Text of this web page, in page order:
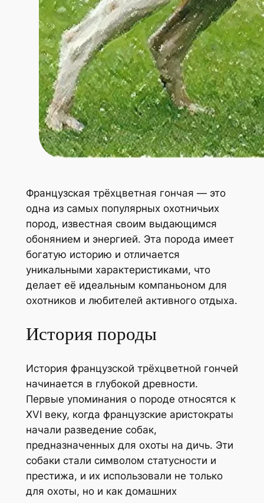
Французская трёхцветная гончая — это
одна из самых популярных охотничьих
пород, известная своим выдающимся
обонянием и энергией. Эта порода имеет
богатую историю и отличается
уникальными характеристиками, что
делает её идеальным компаньоном для
охотников и любителей активного отдыха.
История породы
История французской трёхцветной гончей
начинается в глубокой древности.
Первые упоминания о породе относятся к
XVI веку, когда французские аристократы
начали разведение собак,
предназначенных для охоты на дичь. Эти
собаки стали символом статусности и
престижа, и их использовали не только
для охоты, но и как домашних